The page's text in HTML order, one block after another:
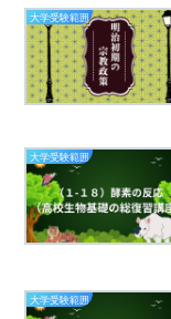
大学受験範囲
大学受験範囲
大学受験範囲